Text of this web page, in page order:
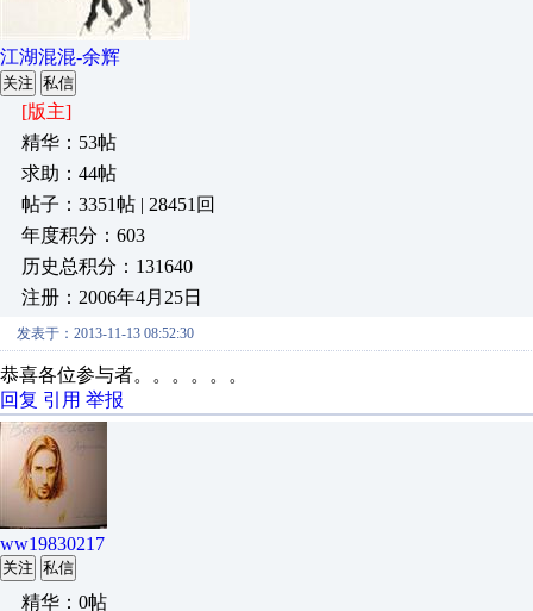
江湖混混-余辉
关注 私信
[版主]
精华：53帖
求助：44帖
帖子：3351帖 | 28451回
年度积分：603
历史总积分：131640
注册：2006年4月25日
发表于：2013-11-13 08:52:30
恭喜各位参与者。。。。。。
回复 引用 举报
ww19830217
关注 私信
精华：0帖